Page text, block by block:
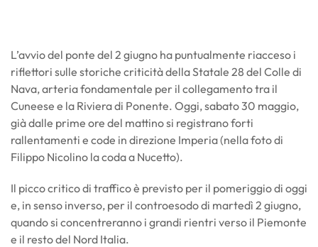
L’avvio del ponte del 2 giugno ha puntualmente riacceso i
riflettori sulle storiche criticità della Statale 28 del Colle di
Nava, arteria fondamentale per il collegamento tra il
Cuneese e la Riviera di Ponente. Oggi, sabato 30 maggio,
già dalle prime ore del mattino si registrano forti
rallentamenti e code in direzione Imperia (nella foto di
Filippo Nicolino la coda a Nucetto).
Il picco critico di traffico è previsto per il pomeriggio di oggi
e, in senso inverso, per il controesodo di martedì 2 giugno,
quando si concentreranno i grandi rientri verso il Piemonte
e il resto del Nord Italia.